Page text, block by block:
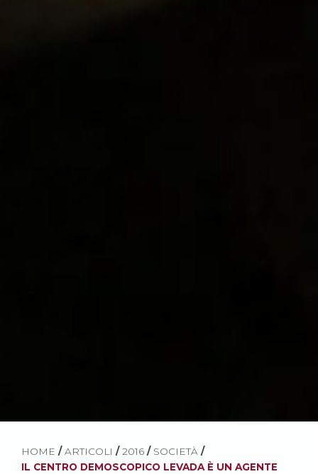
HOME / ARTICOLI / 2016 / SOCIETÀ /
IL CENTRO DEMOSCOPICO LEVADA È UN AGENTE